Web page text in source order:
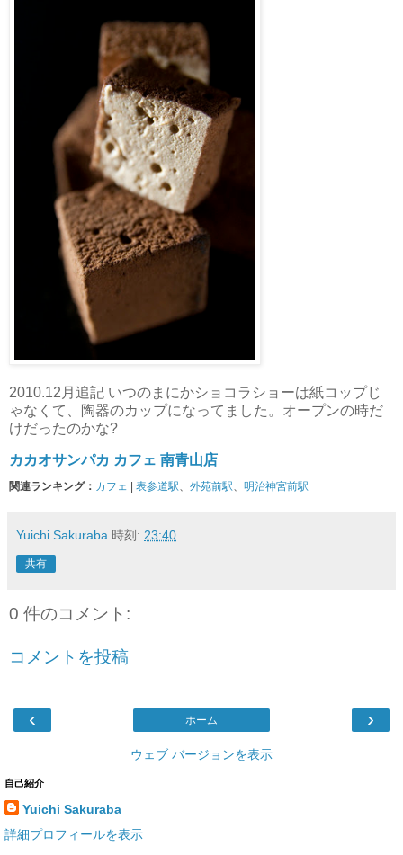
2010.12月追記 いつのまにかショコラショーは紙コップじ
ゃなくて、陶器のカップになってました。オープンの時だ
けだったのかな?
カカオサンパカ カフェ 南青山店
関連ランキング： カフェ 表参道駅、 外苑前駅、 明治神宮前駅
Yuichi Sakuraba 時刻: 23:40
共有
0 件のコメント:
コメントを投稿
‹ ›
ホーム
ウェブ バージョンを表示
自己紹介
Yuichi Sakuraba
詳細プロフィールを表示